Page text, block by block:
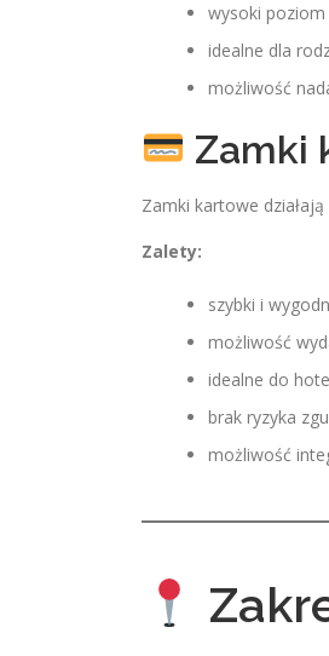
wysoki
idealne dla
możliwość
Zamki
Zamki kartowe
Zalety:
szybki i
możliwość
idealne do
brak ryzyka
możliwość